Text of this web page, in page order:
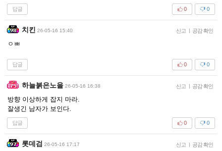
답글 0
0
치킨 26-05-16 15:40 신고 | 공감 확인
ㅇㅃ
답글 0
0
하늘붉은노을 26-05-16 16:38 신고 | 공감 확인
방향 이상하게 잡지 마라.
잘생긴 남자가 보인다.
답글 0
0
롯데검 26-05-16 17:17 신고 | 공감 확인